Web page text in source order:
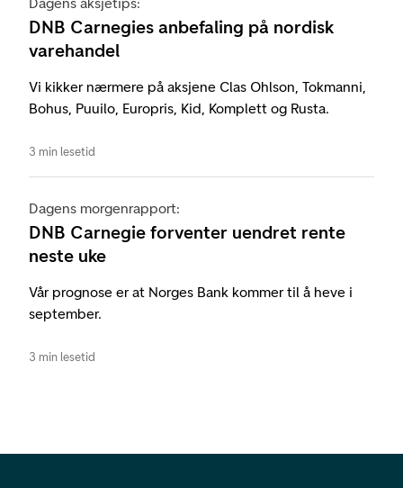
DNB Carnegies anbefaling på nordisk
varehandel
Vi kikker nærmere på aksjene Clas Ohlson, Tokmanni,
Bohus, Puuilo, Europris, Kid, Komplett og Rusta.
3 min lesetid
Dagens morgenrapport:
DNB Carnegie forventer uendret rente
neste uke
Vår prognose er at Norges Bank kommer til å heve i
september.
3 min lesetid